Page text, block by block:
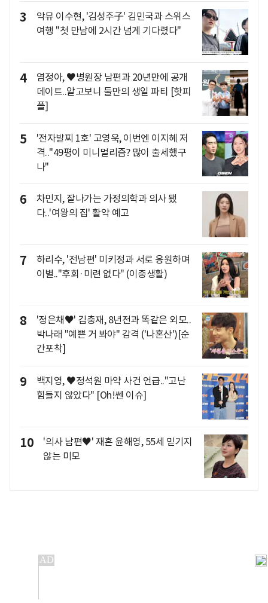
3
악뮤 이수현, '김성주子' 김민국과 스위스
여행 "첫 만남에 2시간 넘게 기다렸다"
4
염정아, ♥병원장 남편과 20년만에 공개
데이트..알고보니 둘만의 생일 파티 [핫피
플]
5
'전자발찌 1호' 고영욱, 이번엔 이지혜 저
격.."49평이 미니멀리즘? 많이 출세했구
나"
6
차민지, 잘나가는 가정의학과 의사 됐
다..'여왕의 집' 활약 예고
7
하리수, '전남편' 미키정과 서로 응원하며
이별.."후회·미련 없다" (이중생활)
8
'정은채♥' 김충재, 8년전과 똑같은 외모..
박나래 "예쁜 거 봐야" 감격 ('나혼산')[순
간포착]
9
백지영, ♥정석원 마약 사건 언급.."고난
힘들지 않았다" [Oh!쎈 이슈]
10
'의사 남편♥' 재혼 윤해영, 55세 믿기지
않는 미모